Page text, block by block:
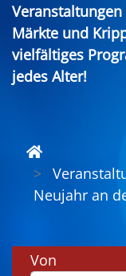
Märkte und
vielfältiges
jedes Alter!
Neujahr an
Von